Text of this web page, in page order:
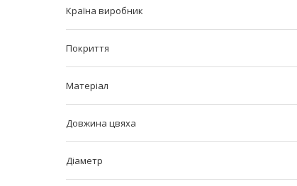
Країна виробник
Покриття
Матеріал
Довжина цвяха
Діаметр